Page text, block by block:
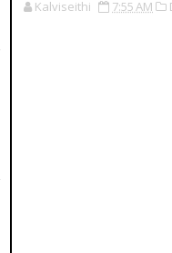
Kalviseithi 7:55 AM